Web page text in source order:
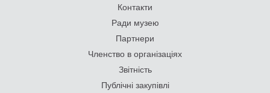
Контакти
Ради музею
Партнери
Членство в організаціях
Звітність
Публічні закупівлі